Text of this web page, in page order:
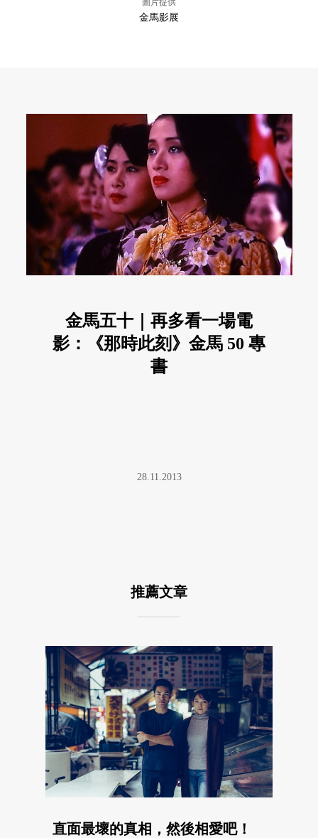
圖片提供
金馬影展
金馬五十｜再多看一場電
影：《那時此刻》金馬 50 專
書
28.11.2013
推薦文章
直面最壞的真相，然後相愛吧！